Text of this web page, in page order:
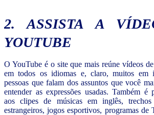
2. ASSISTA A
YOUTUBE
O YouTube é o site que mais reúne vídeos
em todos os idiomas e, claro, muitos em
pessoas que falam dos assuntos que você
entender as expressões usadas. Também é
aos clipes de músicas em inglês,
estrangeiros, jogos esportivos, programas